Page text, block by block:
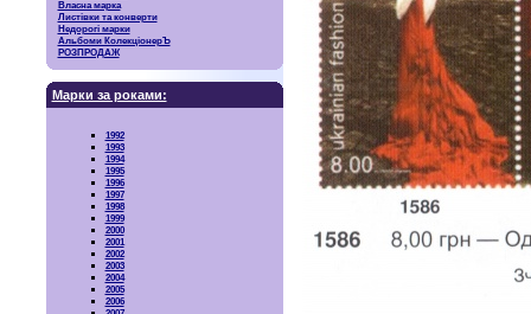
Власна марка
Листівки та конверти
Недорогі марки
Альбоми КолекціонерЪ
РОЗПРОДАЖ
Марки за роками:
1992
1993
1994
1995
1996
1997
1998
1999
2000
2001
2002
2003
2004
2005
2006